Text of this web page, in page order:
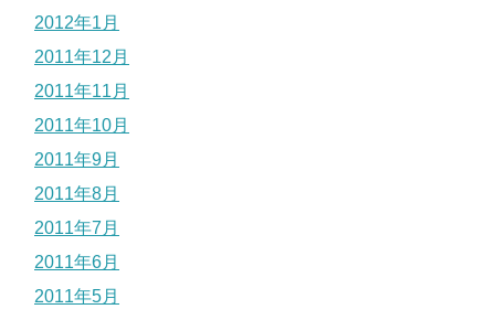
2012年1月
2011年12月
2011年11月
2011年10月
2011年9月
2011年8月
2011年7月
2011年6月
2011年5月